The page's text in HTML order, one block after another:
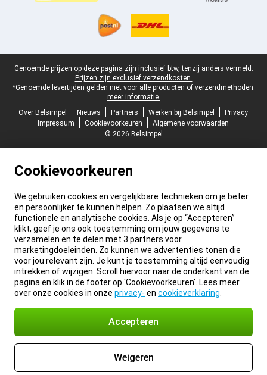
Juridische voettekst
Genoemde prijzen op deze pagina zijn inclusief btw, tenzij anders vermeld.
Prijzen zijn exclusief verzendkosten.
*Genoemde levertijden gelden niet voor alle producten of verzendmethoden:
meer informatie.
Over Belsimpel
Nieuws Partners Werken bij Belsimpel
Privacy
Impressum
Cookievoorkeuren
Algemene voorwaarden
© 2026 Belsimpel
Cookievoorkeuren
We gebruiken cookies en vergelijkbare technieken om je beter
en persoonlijker te kunnen helpen. Zo plaatsen we altijd
functionele en analytische cookies. Als je op “Accepteren”
klikt, geef je ons ook toestemming om jouw gegevens te
verzamelen en te delen met 3 partners voor
marketingdoeleinden. Zo kunnen we advertenties tonen die
voor jou relevant zijn. Je kunt je toestemming altijd eenvoudig
intrekken of wijzigen. Scroll hiervoor naar de onderkant van de
pagina en klik in de footer op 'Cookievoorkeuren'. Lees meer
over onze cookies in onze privacy- en cookieverklaring
Accepteren
Weigeren